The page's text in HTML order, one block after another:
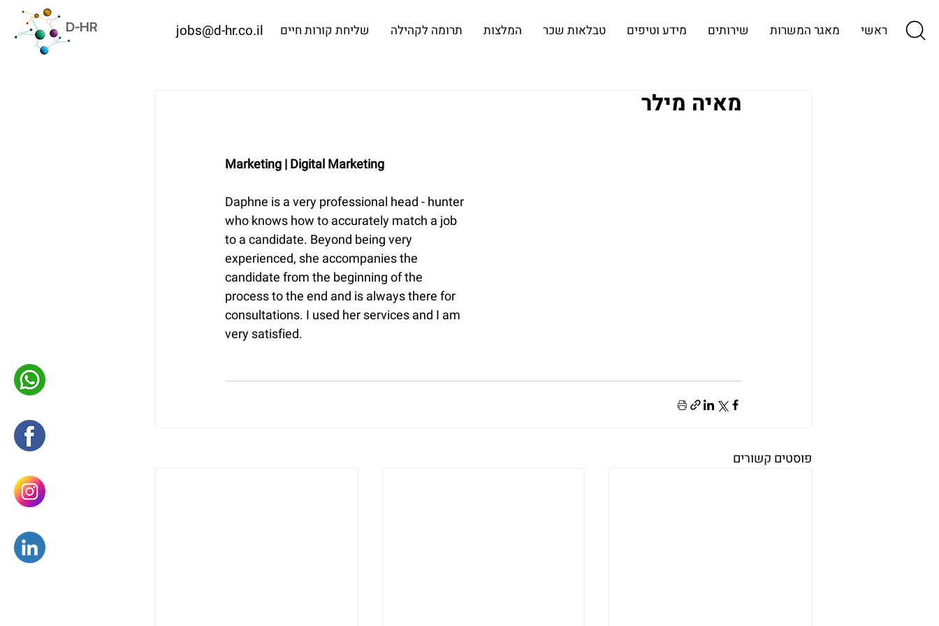
D-HR ראשי מאגר המשרות שירותים מידע וטיפים טבלאות שכר המלצות תרומה לקהילה שליחת קורות חיים jobs@d-hr.co.il
מאיה מילר
Marketing | Digital Marketing
Daphne is a very professional head - hunter
who knows how to accurately match a job
to a candidate. Beyond being very
experienced, she accompanies the
candidate from the beginning of the
process to the end and is always there for
consultations. I used her services and I am
very satisfied.
פוסטים קשורים